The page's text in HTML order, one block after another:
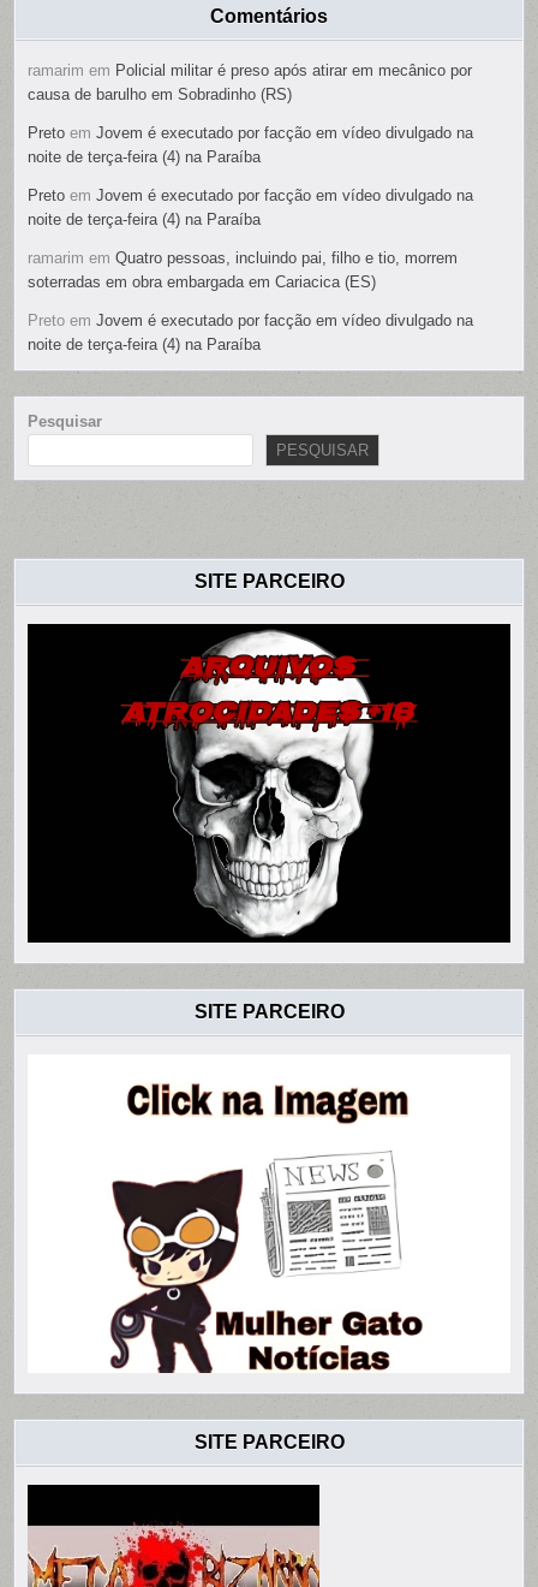
Comentários
ramarim em Policial militar é preso após atirar em mecânico por
causa de barulho em Sobradinho (RS)
Preto emJovem é executado por facção em vídeo divulgado na
noite de terça-feira (4) na Paraíba
Preto emJovem é executado por facção em vídeo divulgado na
noite de terça-feira (4) na Paraíba
ramarim emQuatro pessoas, incluindo pai, filho e tio, morrem
soterradas em obra embargada em Cariacica (ES)
Preto emJovem é executado por facção em vídeo divulgado na
noite de terça-feira (4) na Paraíba
Pesquisar
PESQUISAR
SITE PARCEIRO
SITE PARCEIRO
SITE PARCEIRO